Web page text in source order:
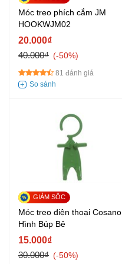
Móc treo phích cắm JM
HOOKWJM02
20.000₫
40.000₫
-50%
81 đánh giá
Móc treo điện thoại Cosano
Hình Búp Bê
15.000₫
30.000₫
-50%